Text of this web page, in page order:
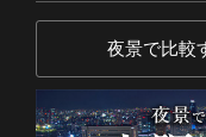
夜景で比較